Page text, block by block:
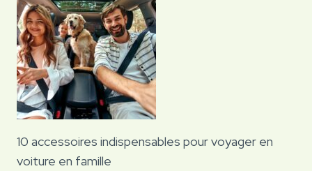
10 accessoires indispensables pour voyager en
voiture en famille